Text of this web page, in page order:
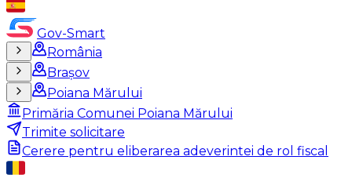
Gov-Smart
România
Brașov
Poiana Mărului
Primăria Comunei Poiana Mărului
Trimite solicitare
Cerere pentru eliberarea adeverintei de rol fiscal